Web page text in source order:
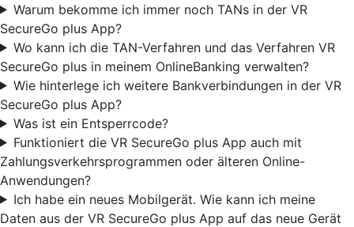
Warum bekomme ich immer noch TANs in der VR
SecureGo plus App?
Wo kann ich die TAN-Verfahren und das Verfahren VR
SecureGo plus in meinem OnlineBanking verwalten?
Wie hinterlege ich weitere Bankverbindungen in der VR
SecureGo plus App?
Was ist ein Entsperrcode?
Funktioniert die VR SecureGo plus App auch mit
Zahlungsverkehrsprogrammen oder älteren Online-
Anwendungen?
Ich habe ein neues Mobilgerät. Wie kann ich meine
Daten aus der VR SecureGo plus App auf das neue Gerät